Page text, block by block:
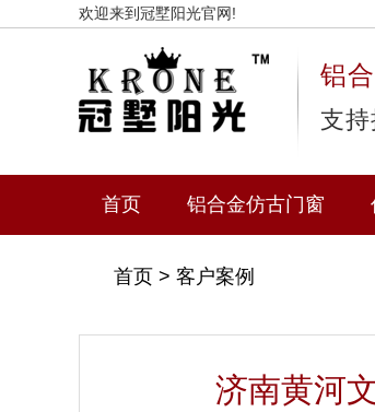
欢迎来到冠墅阳光官网!
铝
支持
首页 铝合金仿古门窗
首页 > 客户案例
济南黄河